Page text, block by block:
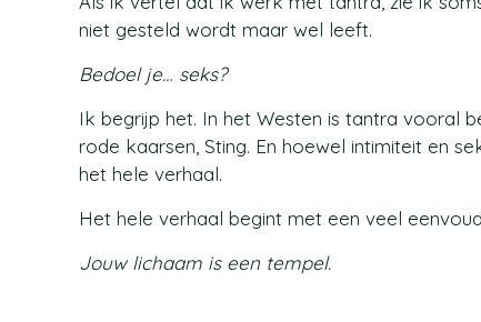
niet gesteld wordt maar wel leeft.
Bedoel je… seks?
Ik begrijp het. In het Westen is tantra vooral
rode kaarsen, Sting. En hoewel intimiteit en
het hele verhaal.
Het hele verhaal begint met een veel
Jouw lichaam is een tempel.